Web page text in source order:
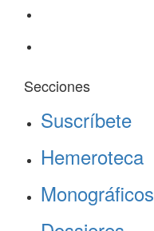
Secciones
Suscríbete
Hemeroteca
Monográficos